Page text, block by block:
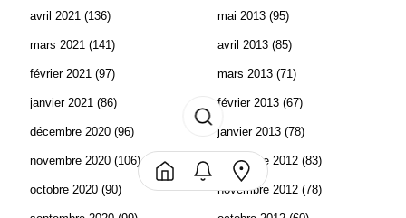
avril 2021 (136)
mars 2021 (141)
février 2021 (97)
janvier 2021 (86)
décembre 2020 (96)
novembre 2020 (106)
octobre 2020 (90)
mai 2013 (95)
avril 2013 (85)
mars 2013 (71)
février 2013 (67)
janvier 2013 (78)
décembre 2012 (83)
novembre 2012 (78)